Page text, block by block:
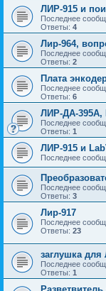
ЛИР-915 и
Последнее
Ответы: 4
Лир-964,
Последнее
Ответы: 2
Плата
Последнее
Ответы: 6
ЛИР-ДА-395А,
Последнее
Ответы: 1
ЛИР-915 и
Последнее
Последнее
Ответы: 3
Лир-917
Последнее
Ответы: 23
заглушка для
Последнее
Ответы: 1